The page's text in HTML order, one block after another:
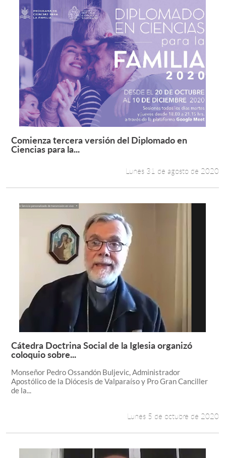
Leer más +
Comienza tercera versión del Diplomado en
Ciencias para la...
Lunes 31 de agosto de 2020
Leer más +
Cátedra Doctrina Social de la Iglesia organizó
coloquio sobre...
Monseñor Pedro Ossandón Buljevic, Administrador
Apostólico de la Diócesis de Valparaíso y Pro Gran Canciller
de la...
Lunes 5 de octubre de 2020